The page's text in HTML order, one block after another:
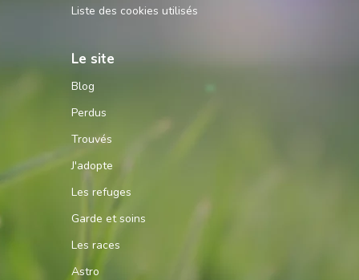
Liste des cookies utilisés
Le site
Blog
Perdus
Trouvés
J'adopte
Les refuges
Garde et soins
Les races
Astro